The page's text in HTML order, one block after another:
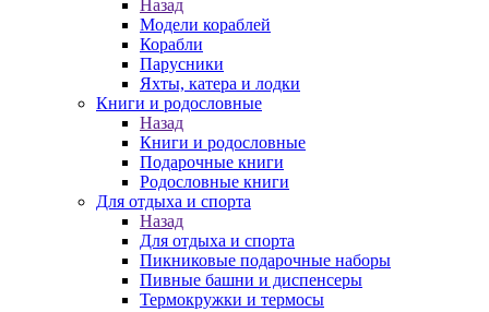
Назад
Модели кораблей
Корабли
Парусники
Яхты, катера и лодки
Книги и родословные
Назад
Книги и родословные
Подарочные книги
Родословные книги
Для отдыха и спорта
Назад
Для отдыха и спорта
Пикниковые подарочные наборы
Пивные башни и диспенсеры
Термокружки и термосы